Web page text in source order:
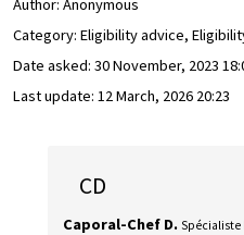
Author: Anonymous
Category: Eligibility advice,
Date asked: 30 November, 2023
Last update: 12 March, 2026 20:23
CD
Caporal-Chef D. Spécialiste